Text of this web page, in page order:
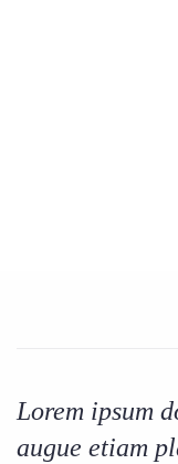
Lorem ipsum
augue etiam